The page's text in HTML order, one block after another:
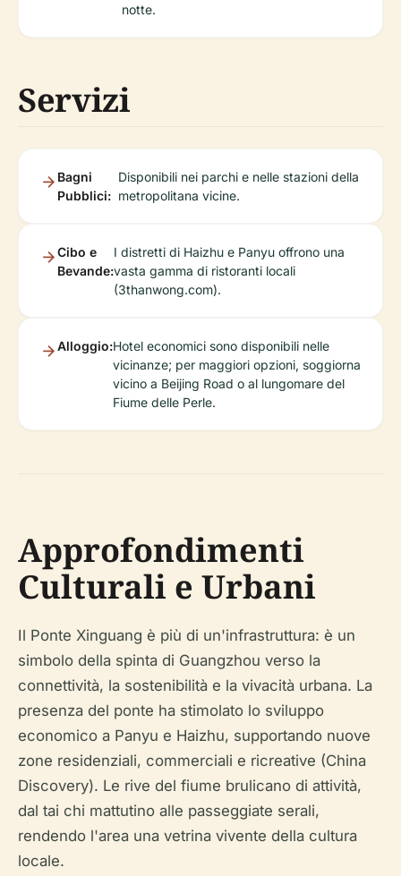
notte.
Servizi
Bagni
Pubblici:
Disponibili nei parchi e nelle stazioni della
metropolitana vicine.
Cibo e
Bevande:
I distretti di Haizhu e Panyu offrono una
vasta gamma di ristoranti locali
(3thanwong.com).
Alloggio:Hotel economici sono disponibili nelle
vicinanze; per maggiori opzioni, soggiorna
vicino a Beijing Road o al lungomare del
Fiume delle Perle.
Approfondimenti
Culturali e Urbani
Il Ponte Xinguang è più di un'infrastruttura: è un
simbolo della spinta di Guangzhou verso la
connettività, la sostenibilità e la vivacità urbana. La
presenza del ponte ha stimolato lo sviluppo
economico a Panyu e Haizhu, supportando nuove
zone residenziali, commerciali e ricreative (China
Discovery). Le rive del fiume brulicano di attività,
dal tai chi mattutino alle passeggiate serali,
rendendo l'area una vetrina vivente della cultura
locale.